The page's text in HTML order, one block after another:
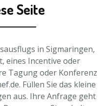
Seite
in Sigmaringen,
eines Incentive oder
Tagung oder Konferenz
Füllen Sie das kleine
aus. Ihre Anfrage geht